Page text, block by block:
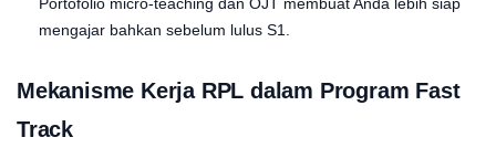
Portofolio micro-teaching dan OJT membuat Anda lebih siap
mengajar bahkan sebelum lulus S1.
Mekanisme Kerja RPL dalam Program Fast
Track